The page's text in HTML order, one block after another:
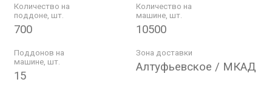
Количество на
поддоне, шт.
700
Количество на
машине, шт.
10500
Поддонов на
машине, шт.
15
Зона доставки
Алтуфьевское / МКАД